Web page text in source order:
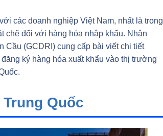
các doanh nghiệp Việt Nam, nhất là trong
chẽ đối với hàng hóa nhập khẩu. Nhận
Cầu (GCDRI) cung cấp bài viết chi tiết
ký hàng hóa xuất khẩu vào thị trường
Quốc